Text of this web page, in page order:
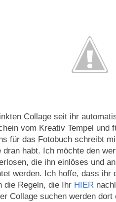
Collage seit ihr
vom Kreativ Tempel und
für das Fotobuch schreibt
dran habt. Ich möchte den
die ihn einlöses und
werden. Ich hoffe, dass ihr
die Regeln, die Ihr HIER
Collage suchen werden